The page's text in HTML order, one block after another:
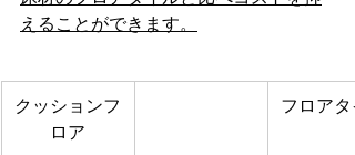
えることができます。
クッションフ
ロア
フロアタ